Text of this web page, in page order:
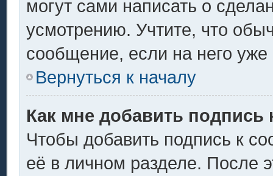
могут сами написать о
усмотрению. Учтите, что
сообщение, если на него уже
Вернуться к началу
Как мне добавить
Чтобы добавить подпись к
её в личном разделе. После